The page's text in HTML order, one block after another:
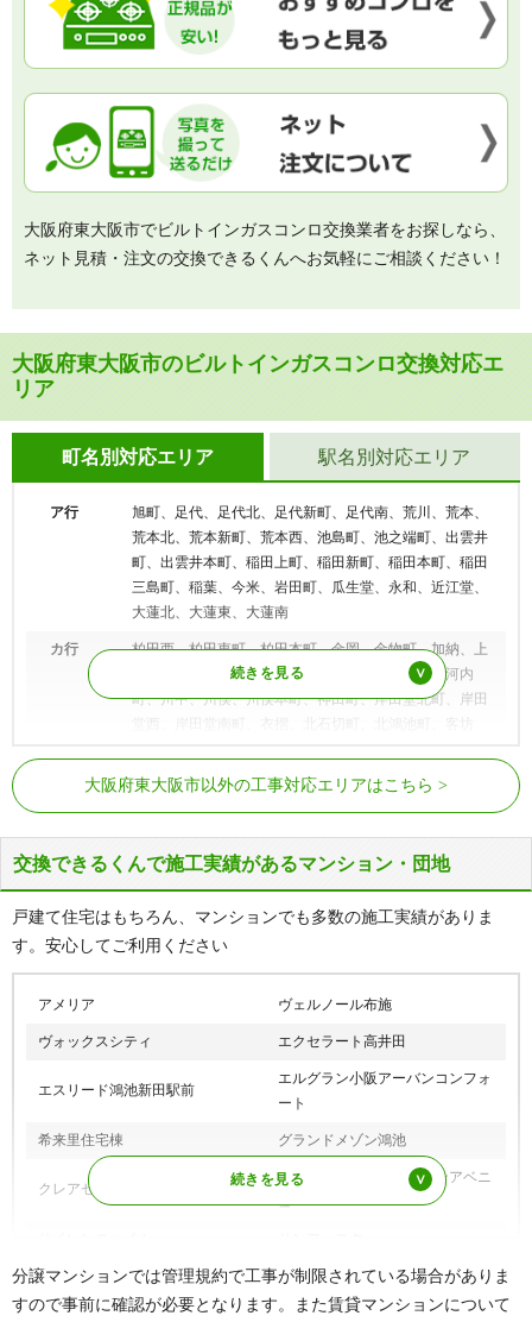
大阪府東大阪市でビルトインガスコンロ交換業者をお探しなら、
ネット見積・注文の交換できるくんへお気軽にご相談ください！
大阪府東大阪市のビルトインガスコンロ交換対応エ
リア
町名別対応エリア
ア行
旭町、足代、足代北、足代新町、足代南、荒川、荒本、
荒本北、荒本新町、荒本西、池島町、池之端町、出雲井
町、出雲井本町、稲田上町、稲田新町、稲田本町、稲田
三島町、稲葉、今米、岩田町、瓜生堂、永和、近江堂、
大蓮北、大蓮東、大蓮南
カ行
柏田西、柏田東町、柏田本町、金岡、金物町、加納、上
石切町、上小阪、上四条町、上六万寺町、川田、河内
町、川中、川俣、川俣本町、神田町、岸田堂北町、岸田
堂西、岸田堂南町、衣摺、北石切町、北鴻池町、客坊
徳庵町、鴻池本町、鴻池元町、小阪、小阪本町、五条
町、寿町、古箕輪、小若江
サ行
桜町、三ノ瀬、新喜多、四条町、七軒家、渋川町、島之
内、下小阪、下六万寺町、俊徳町、昭和町、新池島町、
池町、新庄、新庄西、新庄東、新庄南、新町、末広町、
角田、善根寺町
タ行
太平寺、高井田、高井田中、高井田西、高井田本通、高
井田元町、鷹殿町、宝町、立花町、玉串町西、玉串町
井、豊浦町、鳥居町
ナ行
中石切町、中鴻池町、中小阪、中新開、長瀬町、長田、
長田内介、長田中、長田西、長田東、中野、中野南、南
荘町、西石切町、西岩田、西上小阪、西鴻池町、西堤、
西堤学園町、西堤楠町、西堤西、西堤本通西、西堤本通
東、額田町、布市町
菱屋東、瓢箪山町、藤戸新田、宝持、本庄、本庄中、本
庄西、本庄東、本町
駅名別対応エリア
JR片町線（学研都市線） 徳庵駅、鴻池新田駅
JRおおさか東線
布施駅、河内永和駅、河内小阪駅、八
戸ノ里駅、若江岩田駅、河内花園駅、
東花園駅、瓢箪山駅、枚岡駅、額田
近鉄大阪線 布施駅、俊徳道駅、長瀬駅、弥刀駅
近鉄けいはんな線 長田駅、荒本駅、吉田駅、新石切駅
大阪メトロ中央線 高井田駅、長田駅
大阪府東大阪市以外の工事対応エリアはこちら
交換できるくんで施工実績があるマンション・団地
戸建て住宅はもちろん、マンションでも多数の施工実績がありま
す。安心してご利用ください
アメリア ヴェルノール布施
ヴォックスシティ エクセラート高井田
エスリード鴻池新田駅前
エルグラン小阪アーバンコンフォ
ート
希来里住宅棟 グランドメゾン鴻池
クレアセトル鴻池新田
コスモ東大阪ステーションアベニ
ュー
サンメゾン八戸ノ里 シェルメール長堂
シャルマンフジ鴻池新田 ソレイユ俊徳道
分譲マンションでは管理規約で工事が制限されている場合がありま
すので事前に確認が必要となります。また賃貸マンションについて